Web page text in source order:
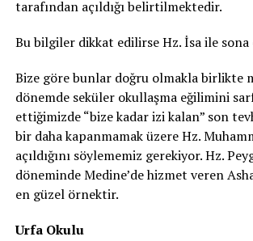
tarafından açıldığı belirtilmektedir.
Bu bilgiler dikkat edilirse Hz. İsa ile sona
Bize göre bunlar doğru olmakla birlikte
dönemde seküler okullaşma eğilimini
ettiğimizde “bize kadar izi kalan” son
bir daha kapanmamak üzere Hz.
açıldığını söylememiz gerekiyor. Hz.
döneminde Medine’de hizmet veren
en güzel örnektir.
Urfa Okulu